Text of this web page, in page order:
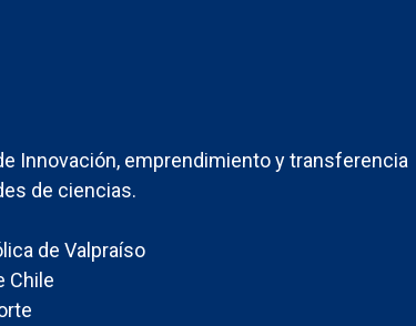
Innovación, emprendimiento y transferencia
de ciencias.
de Valpraíso
Chile